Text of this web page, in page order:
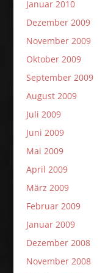
Januar 2010
Dezember 2009
November 2009
Oktober 2009
September 2009
August 2009
Juli 2009
Juni 2009
Mai 2009
April 2009
März 2009
Februar 2009
Januar 2009
Dezember 2008
November 2008